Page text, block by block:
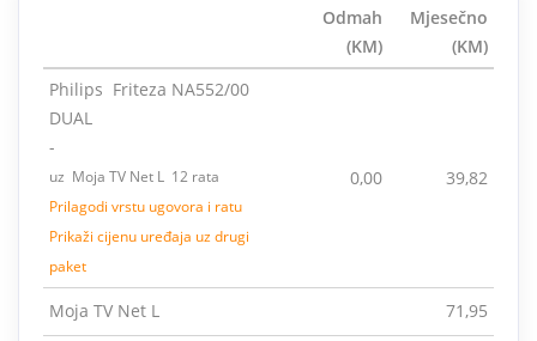
Odmah
(KM)
Mjesečno
(KM)
Philips Friteza NA552/00
DUAL
-
uz Moja TV Net L 12 rata
Prilagodi vrstu ugovora i ratu
Prikaži cijenu uređaja uz drugi
paket
0,00 39,82
Moja TV Net L 71,95